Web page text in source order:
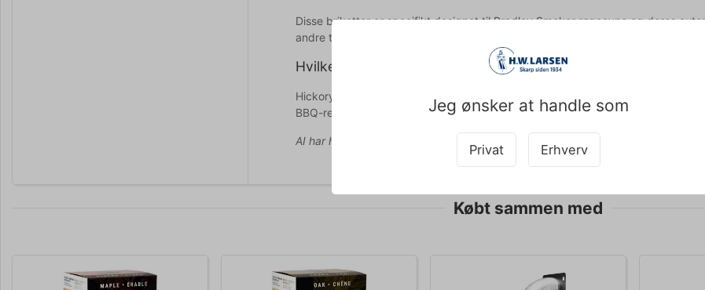
Jeg ønsker at handle som
Privat Erhverv
Disse briketter er specifikt designet til Bradley Smoker røgeovne og deres
andre typer røgeovne, da deres form og brændingsegenskaber er tilpasset
Hvilke kødretter passer hickory-smagen bedst til?
Hickory-smagen er særligt velegnet til kraftigere kødtyper som oksekød,
BBQ-retter som pulled pork, spareribs og brisket, hvor den dybe,
AI har hjulpet med teksten og derfor tages der forbehold for fejl.
Købt sammen med